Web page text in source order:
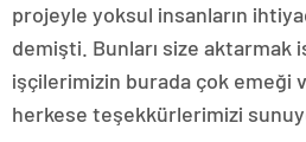
projeyle yoksul insanların
demişti. Bunları size aktarmak
işçilerimizin burada çok emeği
herkese teşekkürlerimizi